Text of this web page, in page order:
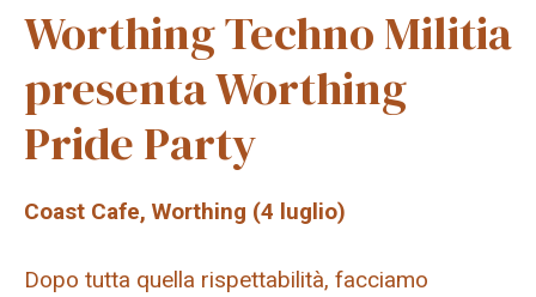
Worthing Techno Militia
presenta Worthing
Pride Party
Coast Cafe, Worthing (4 luglio)
Dopo tutta quella rispettabilità, facciamo